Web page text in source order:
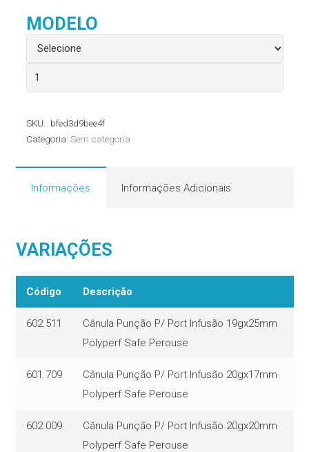
MODELO
Agulha
Huber
Safe
quantidade
SKU: bfed3d9bee4f
Categoria: Sem categoria
Informações Informações Adicionais
VARIAÇÕES
Código Descrição
602.511
Cânula Punção P/ Port Infusão 19gx25mm
Polyperf Safe Perouse
601.709
Cânula Punção P/ Port Infusão 20gx17mm
Polyperf Safe Perouse
602.009
Cânula Punção P/ Port Infusão 20gx20mm
Polyperf Safe Perouse